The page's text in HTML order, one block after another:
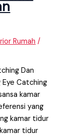
Rumah /
Dan
Eye Catching
kamar
yang
kamar tidur
tidur